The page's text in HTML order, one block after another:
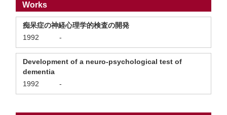
Works
痴呆症の神経心理学的検査の開発
1992
-
Development of a neuro-psychological test of
dementia
1992
-